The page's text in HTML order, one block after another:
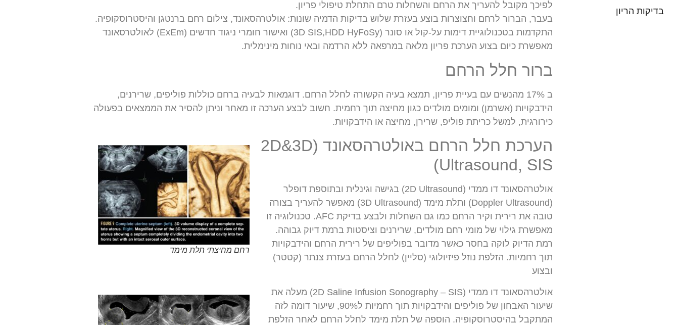
בדיקות הריון
לפיכך מקובל להעריך את הרחם והשחלות טרם התחלת טיפולי פריון.
בעבר, הברור לרחם וחצוצרות בוצע בעזרת שלוש בדיקות הדמיה שונות: אולטרהסאונד, צילום רחם ברנטגן והיסטרוסקופיה.
התקדמות בטכנולוגיית דימות על-קול או סונר (3D SIS,HDD HyFoSy) ואישור חומרי ניגוד חדשים (ExEm) לאולטרסאונד
מאפשרת כיום בצוע הערכת פריון מלאה במרפאה ללא הרדמה ובאי נוחות מינימלית.
ברור חלל הרחם
ב 17% מהנשים עם בעיית פריון, תמצא בעיה הקשורה לחלל הרחם. דוגמאות לבעיה ברחם כוללות פוליפים, שרירנים,
הידבקויות (אשרמן) ומומים מולדים כגון מחיצה תוך רחמית. חשוב לבצע הערכה זו מאחר וניתן להסיר את הממצאים בפעולה
כירורגית, למשל כריתת פוליפ, שרירן, מחיצה או הידבקויות.
רחם מחיצתי תלת מימד
הערכת חלל הרחם באולטרהסאונד (2D&3D
Ultrasound, SIS)
אולטרהסאונד דו ממדי (2D Ultrasound) בגישה וגינלית ובתוספת דופלר
(Doppler Ultrasound) ותלת מימד (3D Ultrasound) מאפשר להעריך בצורה
טובה את רירית וקיר הרחם כמו גם השחלות ולבצע בדיקת AFC. טכנולוגיה זו
מאפשרת גילוי של מומי רחם מולדים, שרירנים וציסטות ברמת דיוק גבוהה.
רמת הדיוק לוקה בחסר כאשר מדובר בפוליפים של רירית הרחם והידבקויות
תוך רחמיות. הזלפת נוזל פיזיולוגי (סליין) לחלל הרחם בעזרת צנתר (קטטר)
ובצוע
אולטרהסאונד דו ממדי (2D Saline Infusion Sonography – SIS) מעלה את
שיעור האבחון של פוליפים והידבקויות תוך רחמיות ל90%, שיעור דומה לזה
המתקבל בהיסטרוסקופיה. הוספה של תלת מימד לחלל הרחם לאחר הזלפת